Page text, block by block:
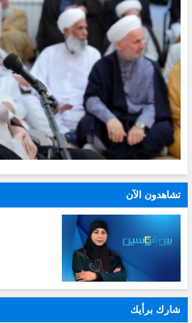
تشاهدون الآن
شارك برأيك